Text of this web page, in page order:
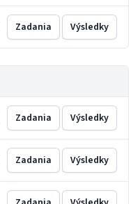
Zadania Výsledky
Zadania Výsledky
Zadania Výsledky